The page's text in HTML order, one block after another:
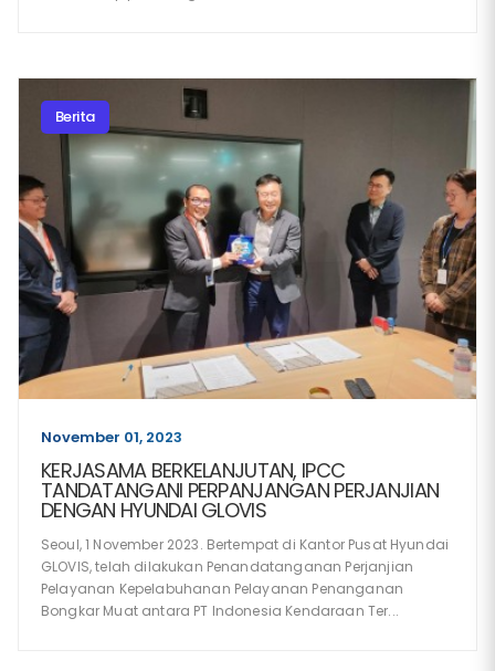
Berita
November 01, 2023
KERJASAMA BERKELANJUTAN, IPCC
TANDATANGANI PERPANJANGAN PERJANJIAN
DENGAN HYUNDAI GLOVIS
Seoul, 1 November 2023. Bertempat di Kantor Pusat Hyundai
GLOVIS, telah dilakukan Penandatanganan Perjanjian
Pelayanan Kepelabuhanan Pelayanan Penanganan
Bongkar Muat antara PT Indonesia Kendaraan Ter...